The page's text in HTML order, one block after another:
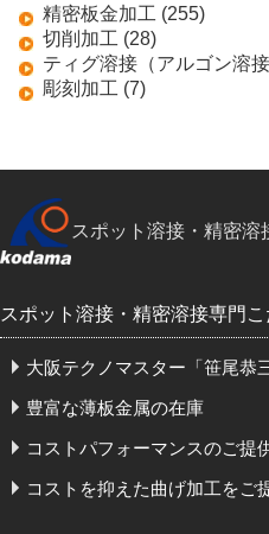
精密板金加工 (255)
切削加工 (28)
ティグ溶接（アルゴン溶
彫刻加工 (7)
スポット溶接・精密
スポット溶接・精密溶接専門こ
大阪テクノマスター「笹尾恭
豊富な薄板金属の在庫
コストパフォーマンスのご提
コストを抑えた曲げ加工をご